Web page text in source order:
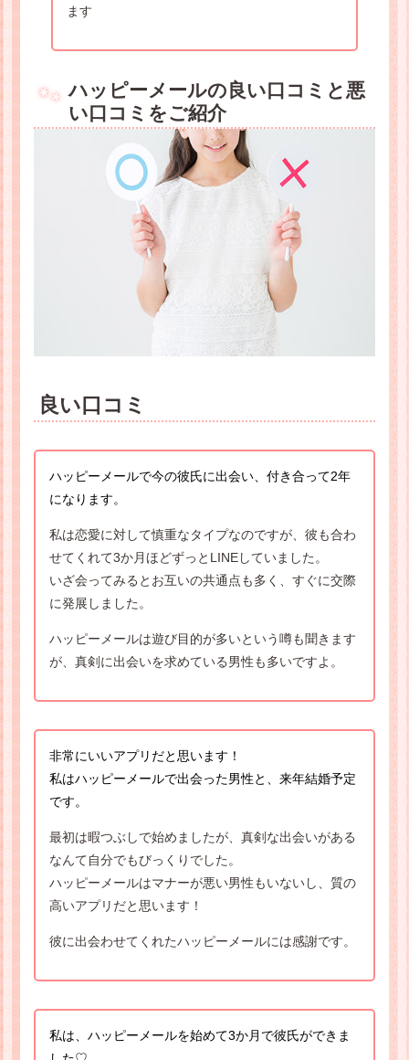
ます
ハッピーメールの良い口コミと悪
い口コミをご紹介
良い口コミ
ハッピーメールで今の彼氏に出会い、付き合って2年
になります。
私は恋愛に対して慎重なタイプなのですが、彼も合わ
せてくれて3か月ほどずっとLINEしていました。
いざ会ってみるとお互いの共通点も多く、すぐに交際
に発展しました。
ハッピーメールは遊び目的が多いという噂も聞きます
が、真剣に出会いを求めている男性も多いですよ。
非常にいいアプリだと思います！
私はハッピーメールで出会った男性と、来年結婚予定
です。
最初は暇つぶしで始めましたが、真剣な出会いがある
なんて自分でもびっくりでした。
ハッピーメールはマナーが悪い男性もいないし、質の
高いアプリだと思います！
彼に出会わせてくれたハッピーメールには感謝です。
私は、ハッピーメールを始めて3か月で彼氏ができま